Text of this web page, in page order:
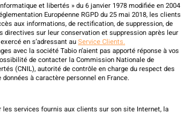
et libertés » du 6 janvier 1978 modifiée en 2004
Européenne RGPD du 25 mai 2018, les clients
aux informations, de rectification, de suppression, de
directives sur leur conservation et suppression après leur
en s’adressant auService Clients.
avec la société Tabio n’aient pas apporté réponse à vos
de contacter la Commission Nationale de
(CNIL), autorité de contrôle en charge du respect des
à caractère personnel en France.
les services fournis aux clients sur son site Internet, la